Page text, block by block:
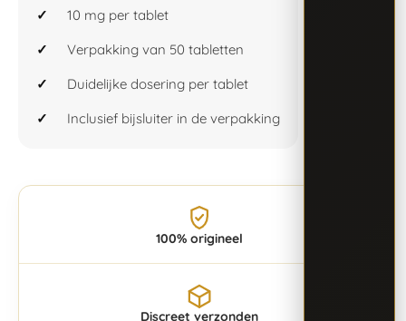
10 mg per tablet
Verpakking van 50 tabletten
Duidelijke dosering per tablet
Inclusief bijsluiter in de verpakking
100% origineel
Discreet verzonden